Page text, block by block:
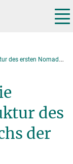
Nomadenreichs der Welt
des
der